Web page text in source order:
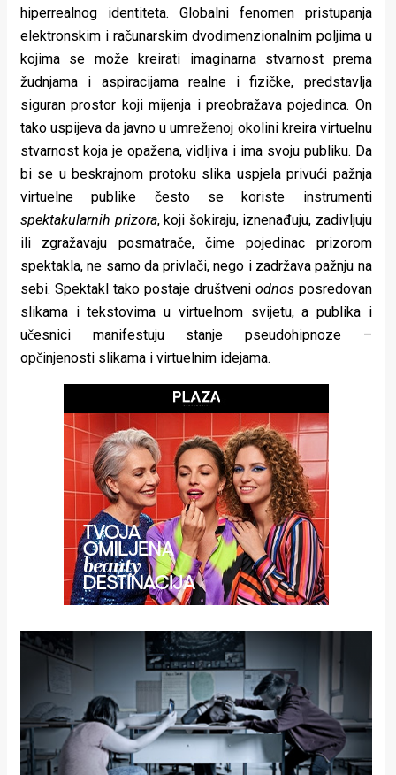
u
pokretu
Ideje
koje
rade
Urban
Places
Aktivizam
Aktuelnosti
Magazin
hiperrealnog identiteta. Globalni fenomen pristupanja
elektronskim i računarskim dvodimenzionalnim poljima u
kojima se može kreirati imaginarna stvarnost prema
žudnjama i aspiracijama realne i fizičke, predstavlja
siguran prostor koji mijenja i preobražava pojedinca. On
tako uspijeva da javno u umreženoj okolini kreira virtuelnu
stvarnost koja je opažena, vidljiva i ima svoju publiku. Da
bi se u beskrajnom protoku slika uspjela privući pažnja
virtuelne publike često se koriste instrumenti
spektakularnih prizora, koji šokiraju, iznenađuju, zadivljuju
ili zgražavaju posmatrače, čime pojedinac prizorom
spektakla, ne samo da privlači, nego i zadržava pažnju na
sebi. Spektakl tako postaje društveni odnos posredovan
slikama i tekstovima u virtuelnom svijetu, a publika i
učesnici manifestuju stanje pseudohipnoze –
opčinjenosti slikama i virtuelnim idejama.